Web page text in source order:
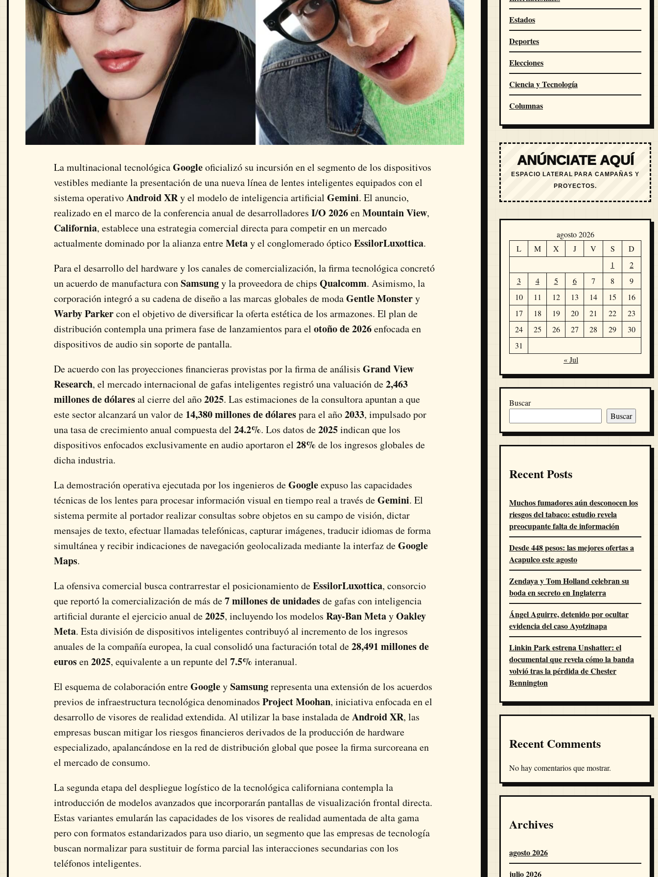
La multinacional tecnológicaGoogleoficializó su incursión en el segmento de los dispositivos
vestibles mediante la presentación de una nueva línea de lentes inteligentes equipados con el
sistema operativoAndroid XRy el modelo de inteligencia artificial Gemini. El anuncio,
realizado en el marco de la conferencia anual de desarrolladores I/O 2026enMountain View,
California, establece una estrategia comercial directa para competir en un mercado
actualmente dominado por la alianza entreMetay el conglomerado ópticoEssilorLuxottica.
Para el desarrollo del hardware y los canales de comercialización, la firma tecnológica concretó
un acuerdo de manufactura conSamsungy la proveedora de chips Qualcomm. Asimismo, la
corporación integró a su cadena de diseño a las marcas globales de modaGentle Monstery
Warby Parkercon el objetivo de diversificar la oferta estética de los armazones. El plan de
distribución contempla una primera fase de lanzamientos para el otoño de 2026enfocada en
dispositivos de audio sin soporte de pantalla.
De acuerdo con las proyecciones financieras provistas por la firma de análisis Grand View
Research, el mercado internacional de gafas inteligentes registró una valuación de2,463
millones de dólaresal cierre del año2025. Las estimaciones de la consultora apuntan a que
este sector alcanzará un valor de 14,380 millones de dólarespara el año2033, impulsado por
una tasa de crecimiento anual compuesta del 24.2%. Los datos de2025indican que los
dispositivos enfocados exclusivamente en audio aportaron el 28% de los ingresos globales de
dicha industria.
La demostración operativa ejecutada por los ingenieros deGoogleexpuso las capacidades
técnicas de los lentes para procesar información visual en tiempo real a través deGemini. El
sistema permite al portador realizar consultas sobre objetos en su campo de visión, dictar
mensajes de texto, efectuar llamadas telefónicas, capturar imágenes, traducir idiomas de forma
simultánea y recibir indicaciones de navegación geolocalizada mediante la interfaz deGoogle
Maps.
La ofensiva comercial busca contrarrestar el posicionamiento deEssilorLuxottica, consorcio
que reportó la comercialización de más de7 millones de unidadesde gafas con inteligencia
artificial durante el ejercicio anual de2025, incluyendo los modelos Ray-Ban MetayOakley
Meta. Esta división de dispositivos inteligentes contribuyó al incremento de los ingresos
anuales de la compañía europea, la cual consolidó una facturación total de28,491 millones de
eurosen2025, equivalente a un repunte del 7.5% interanual.
El esquema de colaboración entreGoogleySamsungrepresenta una extensión de los acuerdos
previos de infraestructura tecnológica denominados Project Moohan, iniciativa enfocada en el
desarrollo de visores de realidad extendida. Al utilizar la base instalada deAndroid XR, las
empresas buscan mitigar los riesgos financieros derivados de la producción de hardware
especializado, apalancándose en la red de distribución global que posee la firma surcoreana en
el mercado de consumo.
La segunda etapa del despliegue logístico de la tecnológica californiana contempla la
introducción de modelos avanzados que incorporarán pantallas de visualización frontal directa.
Estas variantes emularán las capacidades de los visores de realidad aumentada de alta gama
pero con formatos estandarizados para uso diario, un segmento que las empresas de tecnología
buscan normalizar para sustituir de forma parcial las interacciones secundarias con los
teléfonos inteligentes.
Estados
Deportes
Elecciones
Ciencia y Tecnología
Columnas
ANÚNCIATE AQUÍ
ESPACIO LATERAL PARA CAMPAÑAS Y
PROYECTOS.
agosto 2026
L
M X J V S
D
1
2
3
4 5 6 7 8
9
10
11 12 13 14 15
16
17
18 19 20 21 22
23
24
25 26 27 28 29
30
31
« Jul
Buscar
Buscar
Recent Posts
Muchos fumadores aún desconocen los
riesgos del tabaco: estudio revela
preocupante falta de información
Desde 448 pesos: las mejores ofertas a
Acapulco este agosto
Zendaya y Tom Holland celebran su
boda en secreto en Inglaterra
Ángel Aguirre, detenido por ocultar
evidencia del caso Ayotzinapa
Linkin Park estrena Unshatter: el
documental que revela cómo la banda
volvió tras la pérdida de Chester
Bennington
Recent Comments
No hay comentarios que mostrar.
Archives
agosto 2026
julio 2026